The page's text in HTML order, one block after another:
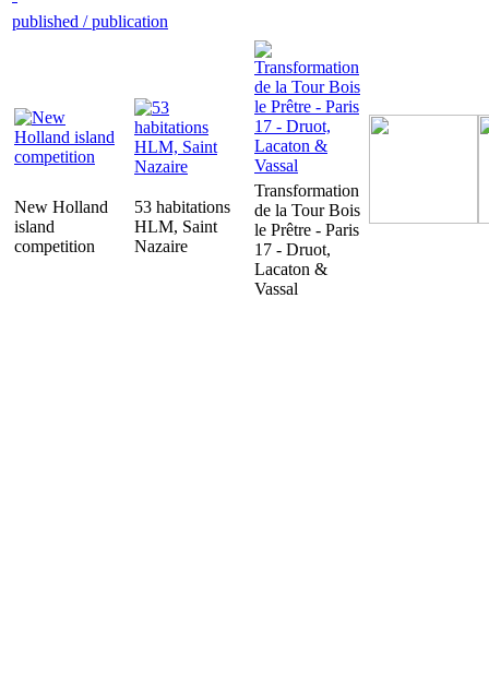
published / publication
New Holland
island
competition
53 habitations
HLM, Saint
Nazaire
Transformation
de la Tour Bois
le Prêtre - Paris
17 - Druot,
Lacaton &
Vassal